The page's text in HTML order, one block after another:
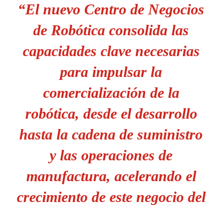
“El nuevo Centro de Negocios
de Robótica consolida las
capacidades clave necesarias
para impulsar la
comercialización de la
robótica, desde el desarrollo
hasta la cadena de suministro
y las operaciones de
manufactura, acelerando el
crecimiento de este negocio del